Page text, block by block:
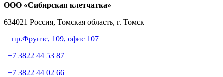
ООО «Сибирская клетчатка»
634021 Россия, Томская область, г. Томск
пр.Фрунзе, 109, офис 107
+7 3822 44 53 87
+7 3822 44 02 66